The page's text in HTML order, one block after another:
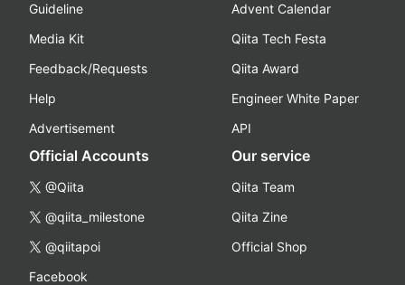
Guideline
Media Kit
Feedback/Requests
Help
Advertisement
Advent Calendar
Qiita Tech Festa
Qiita Award
Engineer White Paper
API
Official Accounts
@Qiita
@qiita_milestone
@qiitapoi
Facebook
Our service
Qiita Team
Qiita Zine
Official Shop